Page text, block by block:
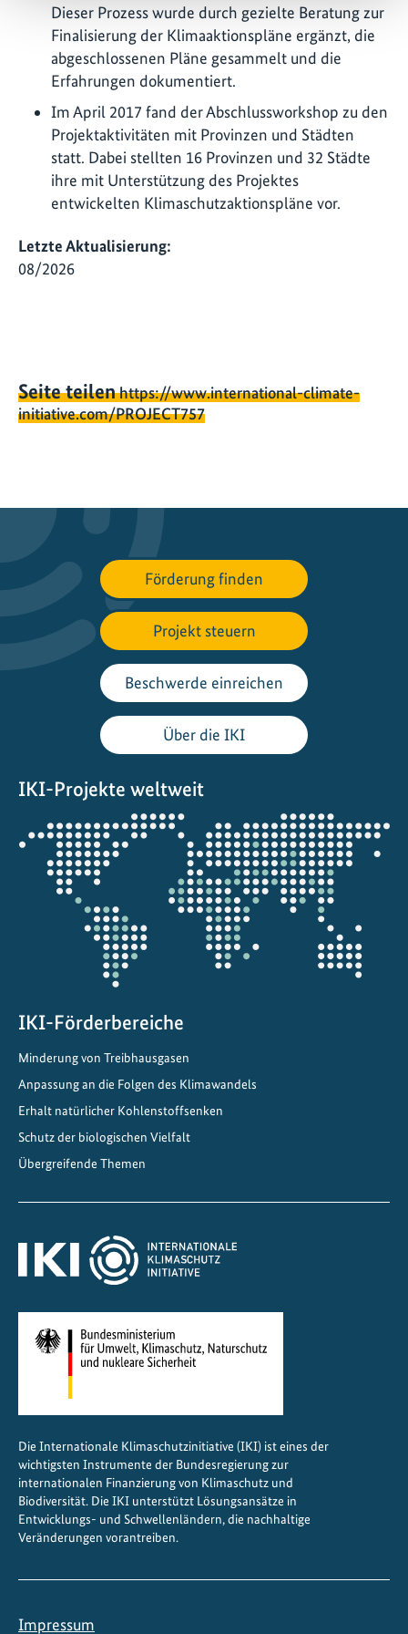
Dieser Prozess wurde durch gezielte Beratung zur
Finalisierung der Klimaaktionspläne ergänzt, die
abgeschlossenen Pläne gesammelt und die
Erfahrungen dokumentiert.
Im April 2017 fand der Abschlussworkshop zu den
Projektaktivitäten mit Provinzen und Städten
statt. Dabei stellten 16 Provinzen und 32 Städte
ihre mit Unterstützung des Projektes
entwickelten Klimaschutzaktionspläne vor.
Letzte Aktualisierung:
08/2026
Seite teilenhttps://www.international-climate-
initiative.com/PROJECT757
Förderung finden
Projekt steuern
Beschwerde einreichen
Über die IKI
IKI-Projekte weltweit
Öffnet
die
Projektkarte
IKI-Förderbereiche
Minderung von Treibhausgasen
Anpassung an die Folgen des Klimawandels
Erhalt natürlicher Kohlenstoffsenken
Schutz der biologischen Vielfalt
Übergreifende Themen
Die Internationale Klimaschutzinitiative (IKI) ist eines der
wichtigsten Instrumente der Bundesregierung zur
internationalen Finanzierung von Klimaschutz und
Biodiversität. Die IKI unterstützt Lösungsansätze in
Entwicklungs- und Schwellenländern, die nachhaltige
Veränderungen vorantreiben.
Impressum